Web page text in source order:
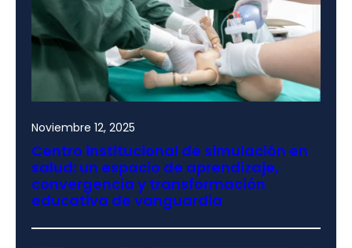
Noviembre 12, 2025
Centro institucional de simulación en
salud: un espacio de aprendizaje,
convergencia y transformación
educativa de vanguardia